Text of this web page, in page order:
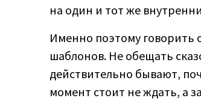
на один и тот же
Именно поэтому говорить
шаблонов. Не обещать
действительно бывают,
момент стоит не ждать, а